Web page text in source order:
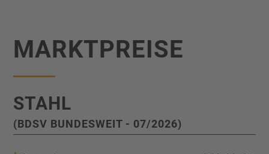
MARKTPREISE
STAHL
(BDSV BUNDESWEIT - 07/2026)